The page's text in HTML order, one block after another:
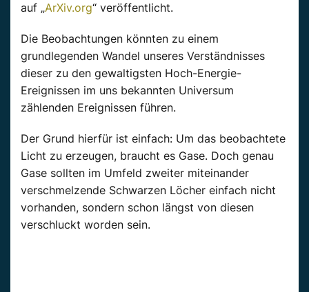
auf „ArXiv.org“ veröffentlicht.
Die Beobachtungen könnten zu einem
grundlegenden Wandel unseres Verständnisses
dieser zu den gewaltigsten Hoch-Energie-
Ereignissen im uns bekannten Universum
zählenden Ereignissen führen.
Der Grund hierfür ist einfach: Um das beobachtete
Licht zu erzeugen, braucht es Gase. Doch genau
Gase sollten im Umfeld zweiter miteinander
verschmelzende Schwarzen Löcher einfach nicht
vorhanden, sondern schon längst von diesen
verschluckt worden sein.